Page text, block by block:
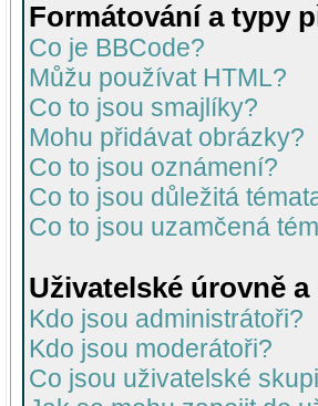
Formátování a typy
Co je BBCode?
Můžu používat HTML?
Co to jsou smajlíky?
Mohu přidávat obrázky?
Co to jsou oznámení?
Co to jsou důležitá
Co to jsou uzamčená
Uživatelské úrovně
Kdo jsou administrátoři?
Kdo jsou moderátoři?
Co jsou uživatelské